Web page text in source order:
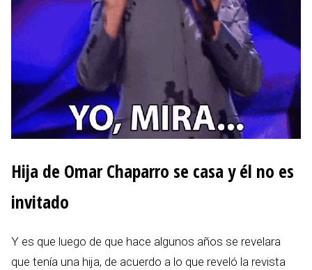
Hija de Omar Chaparro se casa y él no es
invitado
Y es que luego de que hace algunos años se revelara
que tenía una hija, de acuerdo a lo que reveló la revista